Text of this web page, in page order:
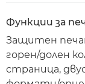
Функции за
Защитен
горен/долен
страница,